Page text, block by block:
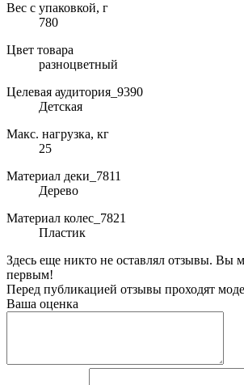
Вес с упаковкой, г
780
Цвет товара
разноцветный
Целевая аудитория_9390
Детская
Макс. нагрузка, кг
25
Материал деки_7811
Дерево
Материал колес_7821
Пластик
Здесь еще никто не оставлял отзывы. Вы
первым!
Перед публикацией отзывы проходят
Ваша оценка